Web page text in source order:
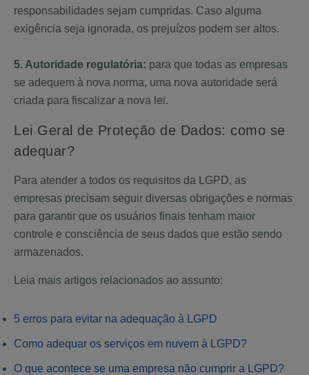
responsabilidades sejam cumpridas. Caso alguma
exigência seja ignorada, os prejuízos podem ser altos.
5. Autoridade regulatória: para que todas as empresas
se adequem à nova norma, uma nova autoridade será
criada para fiscalizar a nova lei.
Lei Geral de Proteção de Dados: como se
adequar?
Para atender a todos os requisitos da LGPD, as
empresas precisam seguir diversas obrigações e normas
para garantir que os usuários finais tenham maior
controle e consciência de seus dados que estão sendo
armazenados.
Leia mais artigos relacionados ao assunto:
5 erros para evitar na adequação à LGPD
Como adequar os serviços em nuvem à LGPD?
O que acontece se uma empresa não cumprir a LGPD?